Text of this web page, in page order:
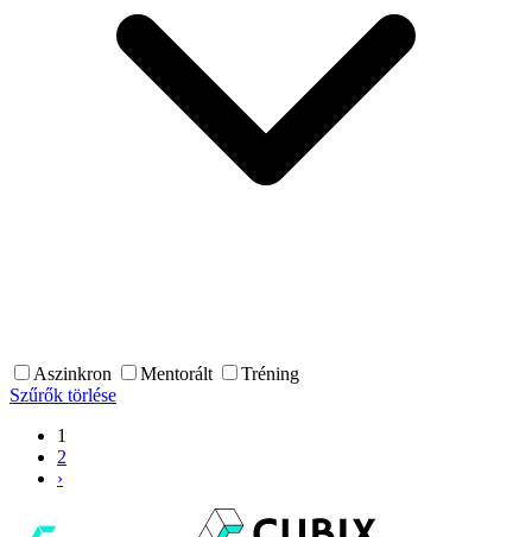
Aszinkron Mentorált
Tréning
Szűrők törlése
1
2
›